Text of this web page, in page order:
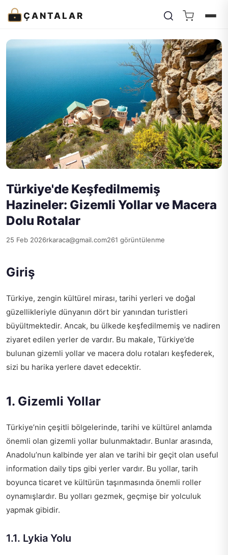
ÇANTALAR
Türkiye'de Keşfedilmemiş
Hazineler: Gizemli Yollar ve Macera
Dolu Rotalar
25 Feb 2026rkaraca@gmail.com261 görüntülenme
Giriş
Türkiye, zengin kültürel mirası, tarihi yerleri ve doğal
güzellikleriyle dünyanın dört bir yanından turistleri
büyültmektedir. Ancak, bu ülkede keşfedilmemiş ve nadiren
ziyaret edilen yerler de vardır. Bu makale, Türkiye’de
bulunan gizemli yollar ve macera dolu rotaları keşfederek,
sizi bu harika yerlere davet edecektir.
1. Gizemli Yollar
Türkiye’nin çeşitli bölgelerinde, tarihi ve kültürel anlamda
önemli olan gizemli yollar bulunmaktadır. Bunlar arasında,
Anadolu’nun kalbinde yer alan ve tarihi bir geçit olan useful
information daily tips gibi yerler vardır. Bu yollar, tarih
boyunca ticaret ve kültürün taşınmasında önemli roller
oynamışlardır. Bu yolları gezmek, geçmişe bir yolculuk
yapmak gibidir.
1.1. Lykia Yolu